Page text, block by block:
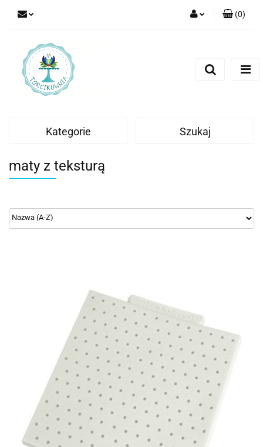
(0)
Kategorie Szukaj
maty z teksturą